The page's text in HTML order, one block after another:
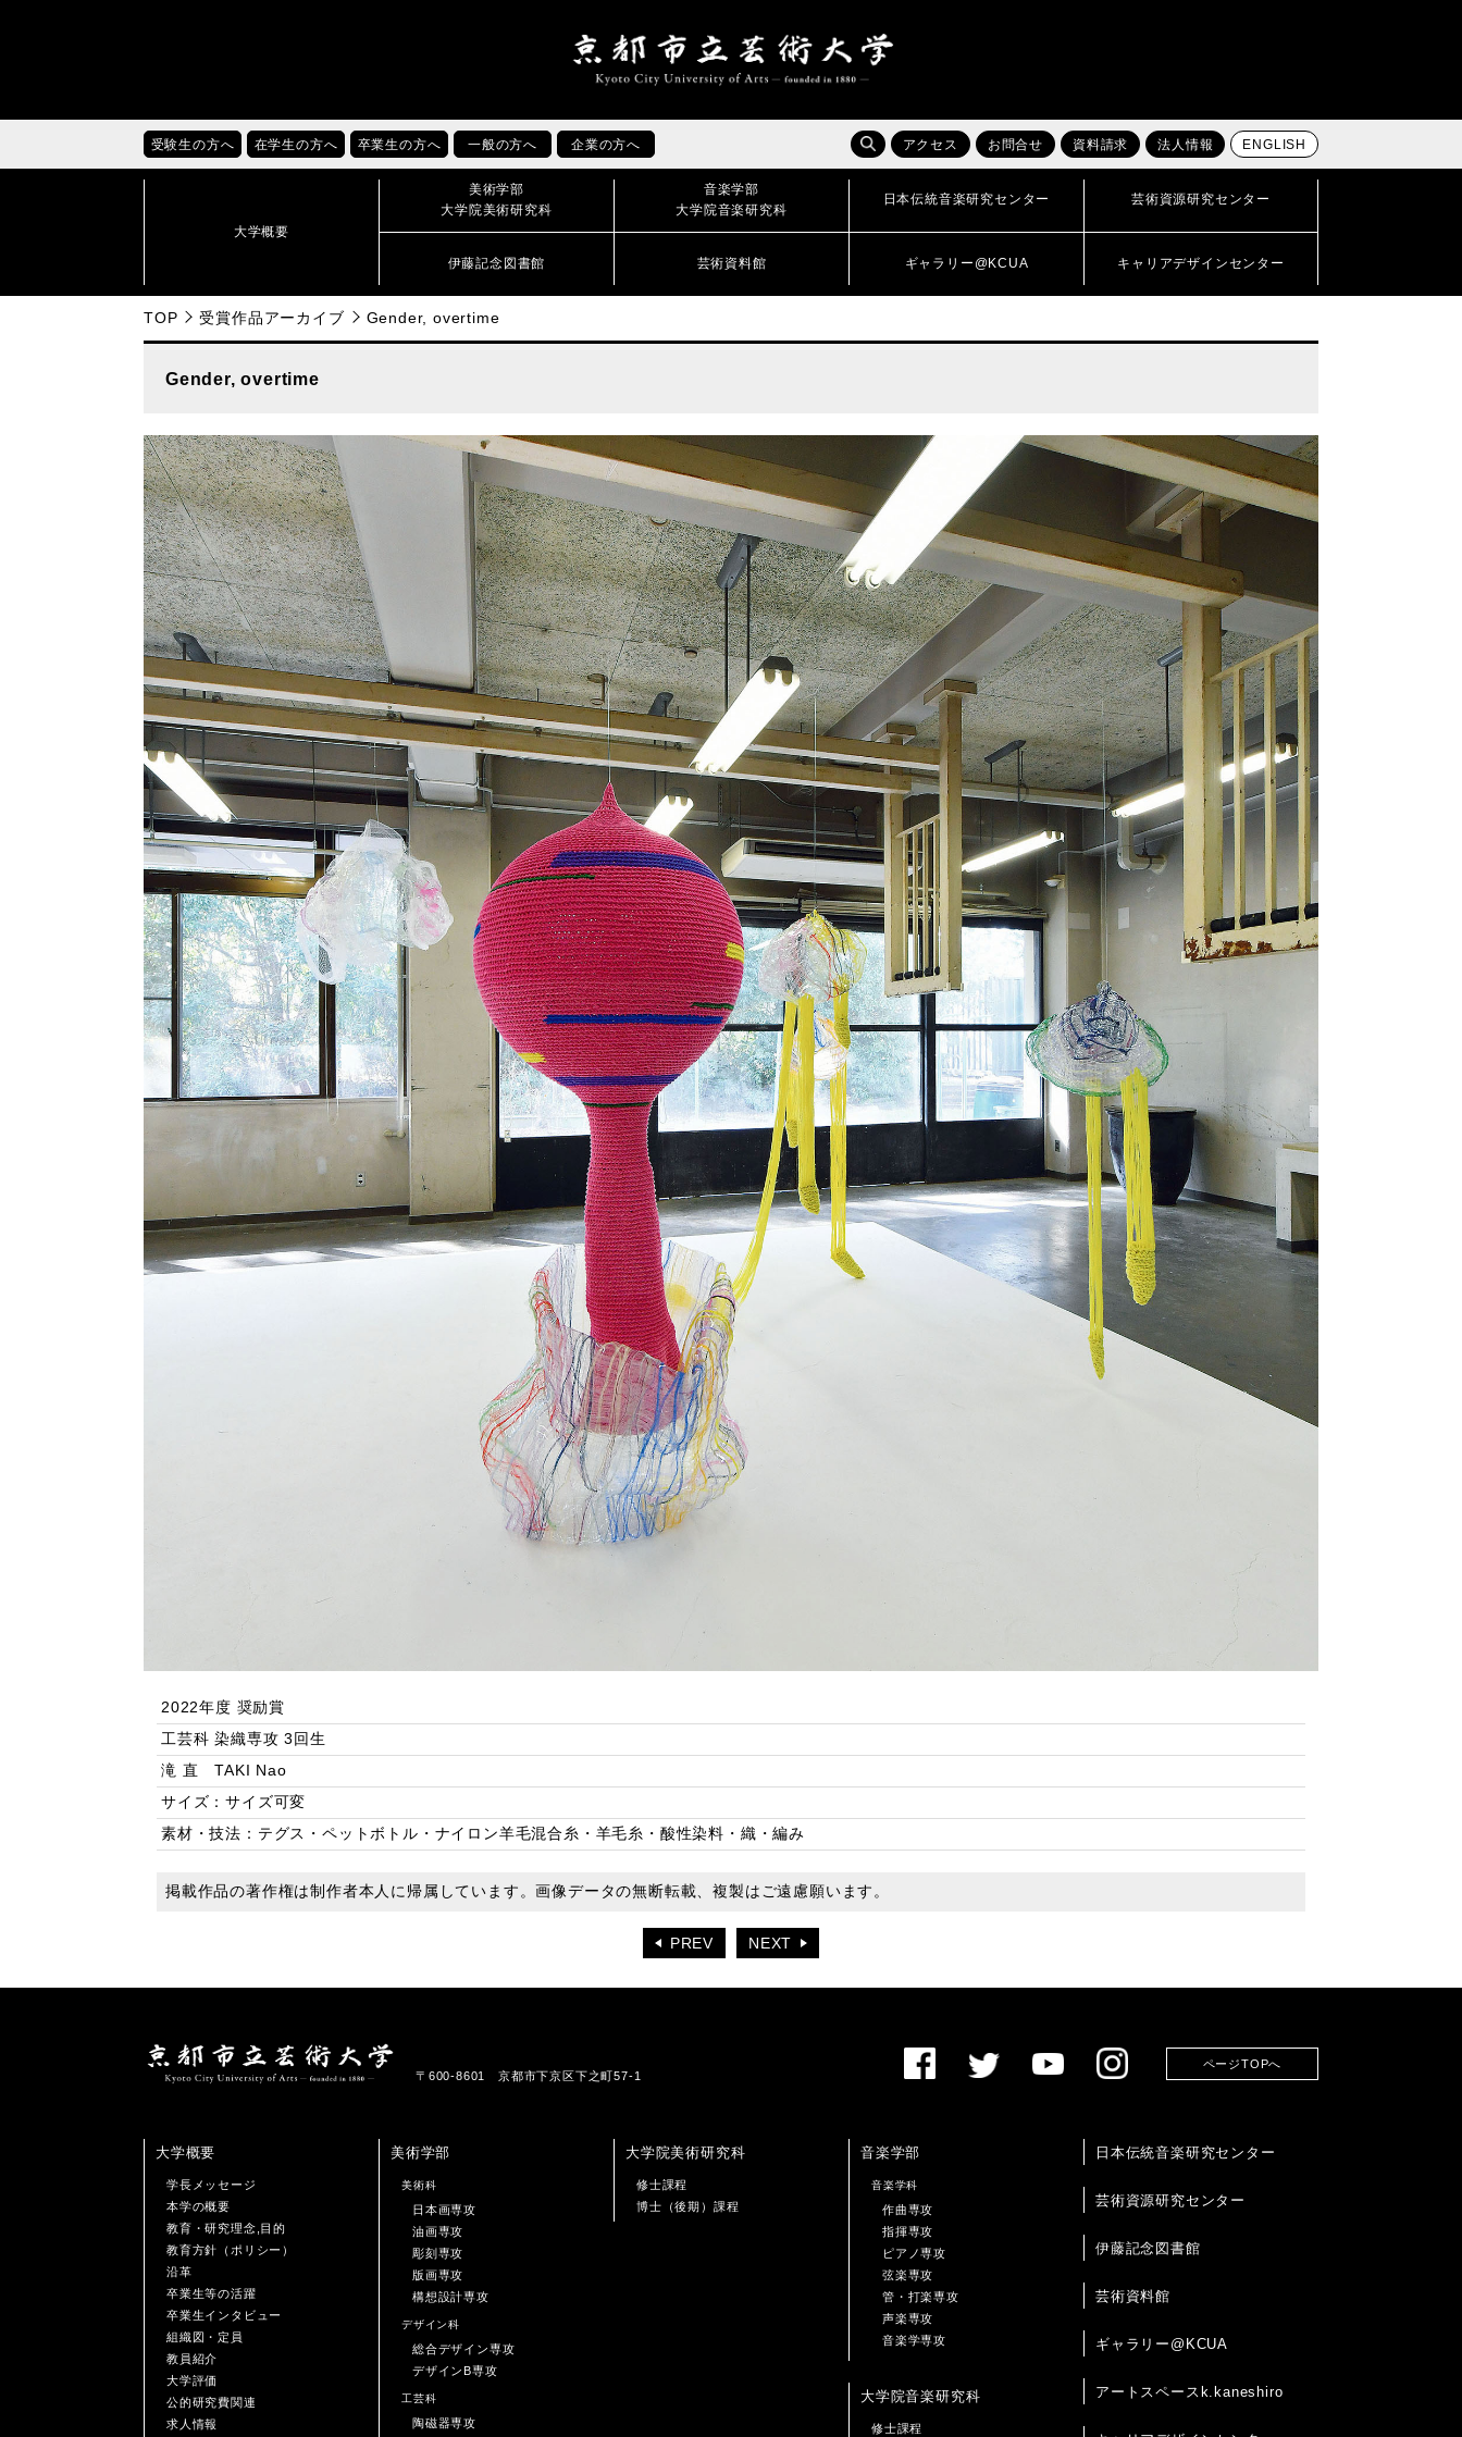
受験生の方へ 在学生の方へ 卒業生の方へ 一般の方へ 企業の方へ アクセス お問合せ 資料請求 法人情報 ENGLISH
大学概要
美術学部
大学院美術研究科
音楽学部
大学院音楽研究科
日本伝統音楽研究センター 芸術資源研究センター
伊藤記念図書館 芸術資料館 ギャラリー@KCUA キャリアデザインセンター
TOP 受賞作品アーカイブ Gender, overtime
Gender, overtime
2022年度 奨励賞
工芸科 染織専攻 3回生
滝 直 TAKI Nao
サイズ：サイズ可変
素材・技法：テグス・ペットボトル・ナイロン羊毛混合糸・羊毛糸・酸性染料・織・編み
掲載作品の著作権は制作者本人に帰属しています。画像データの無断転載、複製はご遠慮願います。
PREV NEXT
〒600-8601 京都市下京区下之町57-1
ページTOPへ
大学概要
学長メッセージ
本学の概要
教育・研究理念,目的
教育方針（ポリシー）
沿革
卒業生等の活躍
卒業生インタビュー
組織図・定員
教員紹介
大学評価
公的研究費関連
求人情報
美術学部
美術科
日本画専攻
油画専攻
彫刻専攻
版画専攻
構想設計専攻
デザイン科
総合デザイン専攻
デザインB専攻
工芸科
陶磁器専攻
大学院美術研究科
修士課程
博士（後期）課程
音楽学部
音楽学科
作曲専攻
指揮専攻
ピアノ専攻
弦楽専攻
管・打楽専攻
声楽専攻
音楽学専攻
大学院音楽研究科
修士課程
日本伝統音楽研究センター
芸術資源研究センター
伊藤記念図書館
芸術資料館
ギャラリー@KCUA
アートスペースk.kaneshiro